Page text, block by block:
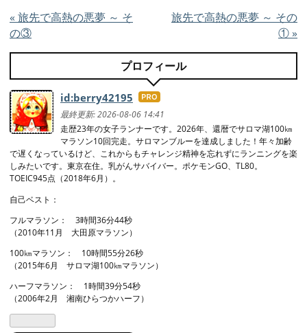
« 旅先で高熱の悪夢 ～ そ
の③
旅先で高熱の悪夢 ～ その
①»
プロフィール
id:berry42195 はて
なブ
ログ
Pro
最終更新:2026-08-06 14:41
走歴23年の女子ランナーです。2026年、還暦でサロマ湖100㎞
マラソン10回完走。サロマンブルーを達成しました！年々加齢
で遅くなっているけど、これからもチャレンジ精神を忘れずにランニングを楽
しみたいです。東京在住。乳がんサバイバー。ポケモンGO、TL80。
TOEIC945点（2018年6月）。
自己ベスト：
フルマラソン： 3時間36分44秒
（2010年11月 大田原マラソン）
100㎞マラソン： 10時間55分26秒
（2015年6月 サロマ湖100㎞マラソン）
ハーフマラソン： 1時間39分54秒
（2006年2月 湘南ひらつかハーフ）